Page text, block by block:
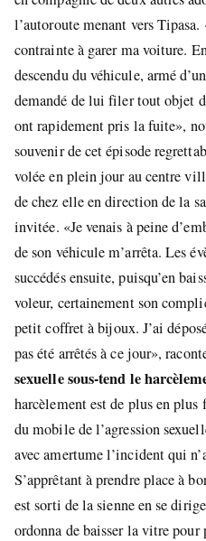
l’autoroute menant vers
contrainte à garer ma voiture.
descendu du véhicule, armé
demandé de lui filer tout objet
ont rapidement pris la fuite»,
souvenir de cet épisode
volée en plein jour au centre
de chez elle en direction de la
invitée. «Je venais à peine
de son véhicule m’arrêta. Les
succédés ensuite, puisqu’en
voleur, certainement son
petit coffret à bijoux. J’ai
pas été arrêtés à ce jour»,
sexuelle sous-tend le
harcèlement est de plus en plus
du mobile de l’agression
avec amertume l’incident qui
S’apprêtant à prendre place à
est sorti de la sienne en se
ordonna de baisser la vitre